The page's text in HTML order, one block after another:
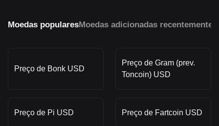
Moedas popularesMoedas adicionadas recentemente
Preço de Bonk USD
Preço de Gram (prev.
Toncoin) USD
Preço de Pi USD Preço de Fartcoin USD